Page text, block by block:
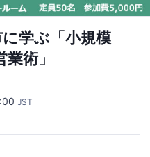
学ぶ「小規模
術」
JST